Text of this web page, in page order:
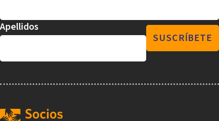
Apellidos